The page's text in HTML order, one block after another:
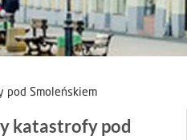
pod Smoleńskiem
katastrofy pod